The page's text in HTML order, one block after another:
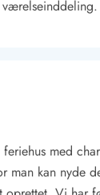
med
kan nyde